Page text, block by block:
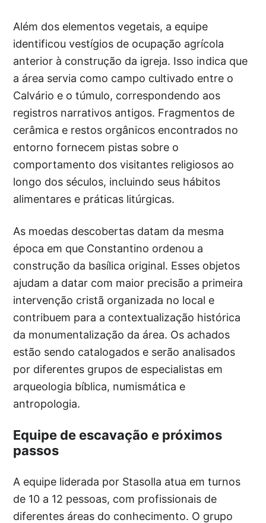
Além dos elementos vegetais, a equipe
identificou vestígios de ocupação agrícola
anterior à construção da igreja. Isso indica que
a área servia como campo cultivado entre o
Calvário e o túmulo, correspondendo aos
registros narrativos antigos. Fragmentos de
cerâmica e restos orgânicos encontrados no
entorno fornecem pistas sobre o
comportamento dos visitantes religiosos ao
longo dos séculos, incluindo seus hábitos
alimentares e práticas litúrgicas.
As moedas descobertas datam da mesma
época em que Constantino ordenou a
construção da basílica original. Esses objetos
ajudam a datar com maior precisão a primeira
intervenção cristã organizada no local e
contribuem para a contextualização histórica
da monumentalização da área. Os achados
estão sendo catalogados e serão analisados
por diferentes grupos de especialistas em
arqueologia bíblica, numismática e
antropologia.
Equipe de escavação e próximos
passos
A equipe liderada por Stasolla atua em turnos
de 10 a 12 pessoas, com profissionais de
diferentes áreas do conhecimento. O grupo